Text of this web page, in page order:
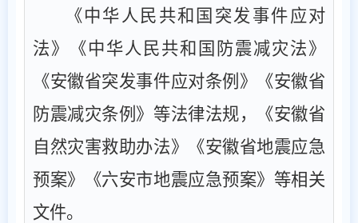
《中华人民共和国突发事件应对
法》《中华人民共和国防震减灾法》
《安徽省突发事件应对条例》《安徽省
防震减灾条例》等法律法规，《安徽省
自然灾害救助办法》《安徽省地震应急
预案》《六安市地震应急预案》等相关
文件。